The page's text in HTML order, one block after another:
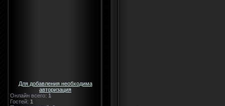
Для добавления необходима
авторизация
Онлайн всего: 1
Гостей: 1